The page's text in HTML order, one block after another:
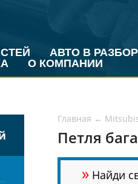
АВТО В РАЗБОР
О КОМПАНИИ
Главная ←
Петля
» Найди